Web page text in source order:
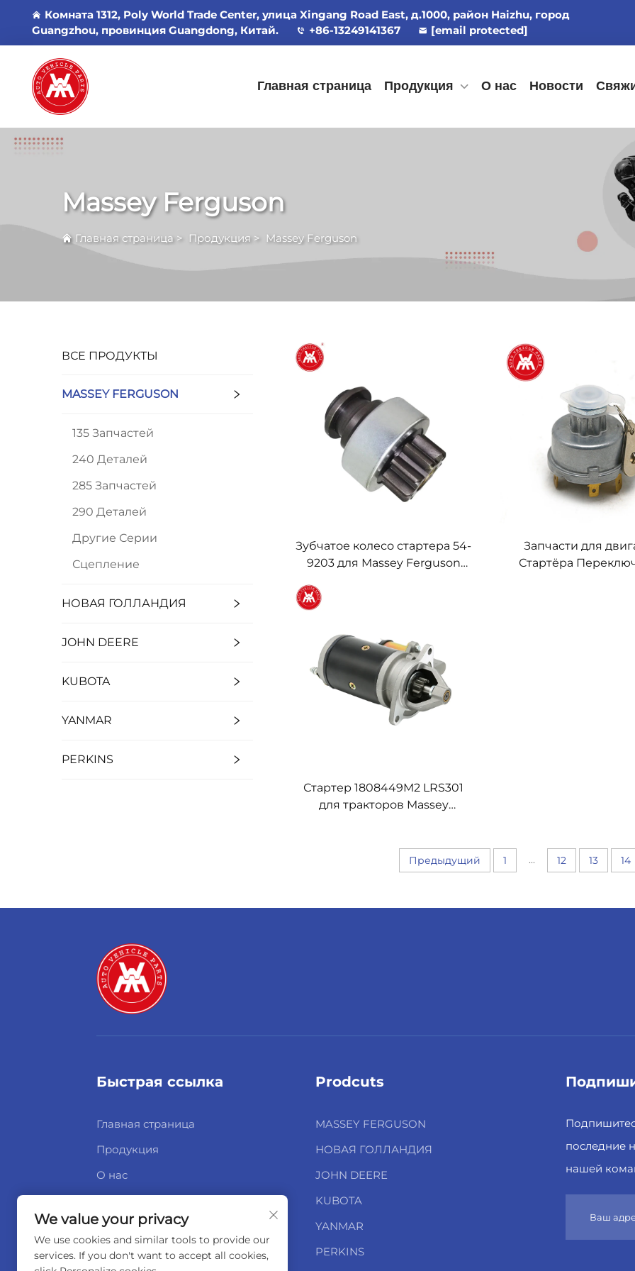
Комната 1312, Poly World Trade Center, улица Xingang Road East, д.1000, район Haizhu, город
Guangzhou, провинция Guangdong, Китай.
+86-13249141367 [email protected]
Главная страница Продукция О нас Новости
Massey Ferguson
Главная страница> Продукция> Massey Ferguson
ВСЕ ПРОДУКТЫ
MASSEY FERGUSON
135 Запчастей
240 Деталей
285 Запчастей
290 Деталей
Другие Серии
Сцепление
НОВАЯ ГОЛЛАНДИЯ
JOHN DEERE
KUBOTA
YANMAR
PERKINS
Зубчатое колесо стартера 54-
9203 для Massey Ferguson
Запчасти для
Стартёра
Стартер 1808449M2 LRS301
для тракторов Massey
Предыдущий 1 ... 12 13 14
Быстрая ссылка
Главная страница
Продукция
О нас
Свяжитесь с нами
Prodcuts
MASSEY FERGUSON
НОВАЯ ГОЛЛАНДИЯ
JOHN DEERE
KUBOTA
YANMAR
PERKINS
последние
нашей
We value your privacy
We use cookies and similar tools to provide our
services. If you don't want to accept all cookies,